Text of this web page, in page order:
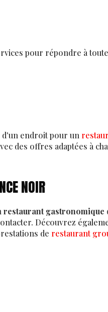
pour répondre à
endroit pour un
des offres adaptées à
NOIR
restaurant gastronomique
Découvrez
de restaurant